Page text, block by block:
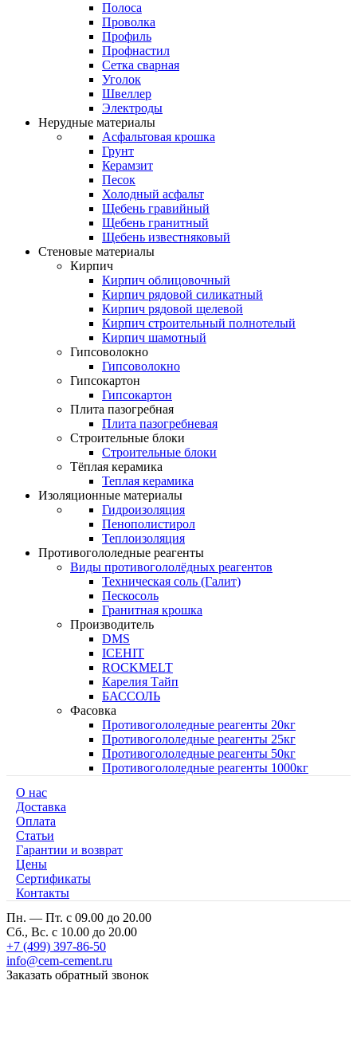
Полоса
Проволка
Профиль
Профнастил
Сетка сварная
Уголок
Швеллер
Электроды
Нерудные материалы
Асфальтовая крошка
Грунт
Керамзит
Песок
Холодный асфальт
Щебень гравийный
Щебень гранитный
Щебень известняковый
Стеновые материалы
Кирпич
Кирпич облицовочный
Кирпич рядовой силикатный
Кирпич рядовой щелевой
Кирпич строительный полнотелый
Кирпич шамотный
Гипсоволокно
Гипсоволокно
Гипсокартон
Гипсокартон
Плита пазогребная
Плита пазогребневая
Строительные блоки
Строительные блоки
Тёплая керамика
Теплая керамика
Изоляционные материалы
Гидроизоляция
Пенополистирол
Теплоизоляция
Противогололедные реагенты
Виды противогололёдных реагентов
Техническая соль (Галит)
Пескосоль
Гранитная крошка
Производитель
DMS
ICEHIT
ROCKMELT
Карелия Тайп
БАССОЛЬ
Фасовка
Противогололедные реагенты 20кг
Противогололедные реагенты 25кг
Противогололедные реагенты 50кг
Противогололедные реагенты 1000кг
О нас
Доставка
Оплата
Cтатьи
Гарантии и возврат
Цены
Сертификаты
Контакты
Пн. — Пт. с 09.00 до 20.00
Сб., Вс. с 10.00 до 20.00
+7 (499) 397-86-50
info@cem-cement.ru
Заказать обратный звонок